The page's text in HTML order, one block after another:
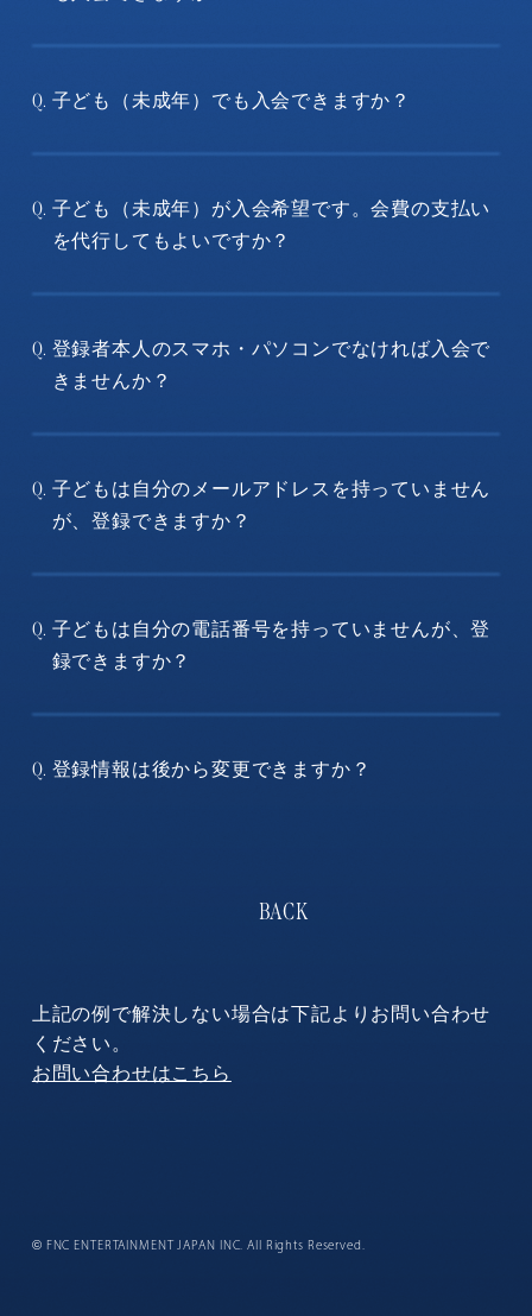
Q. 子ども（未成年）でも入会できますか？
Q. 子ども（未成年）が入会希望です。会費の支払い
を代行してもよいですか？
Q. 登録者本人のスマホ・パソコンでなければ入会で
きませんか？
Q. 子どもは自分のメールアドレスを持っていません
が、登録できますか？
Q. 子どもは自分の電話番号を持っていませんが、登
録できますか？
Q. 登録情報は後から変更できますか？
上記の例で解決しない場合は下記よりお問い合わせ
ください。
お問い合わせはこちら
© FNC ENTERTAINMENT JAPAN INC. All Rights Reserved.